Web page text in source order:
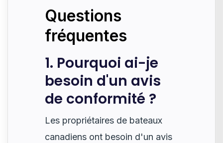
Questions
fréquentes
1. Pourquoi ai-je
besoin d'un avis
de conformité ?
Les propriétaires de bateaux
canadiens ont besoin d'un avis